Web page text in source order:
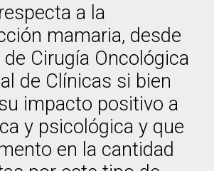
a la
mamaria, desde
de Cirugía Oncológica
de Clínicas si bien
impacto positivo a
y psicológica y que
en la cantidad